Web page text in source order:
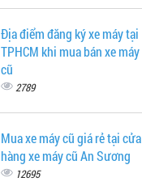
Địa điểm đăng ký xe máy tại
TPHCM khi mua bán xe máy
cũ
2789
Mua xe máy cũ giá rẻ tại cửa
hàng xe máy cũ An Sương
12695